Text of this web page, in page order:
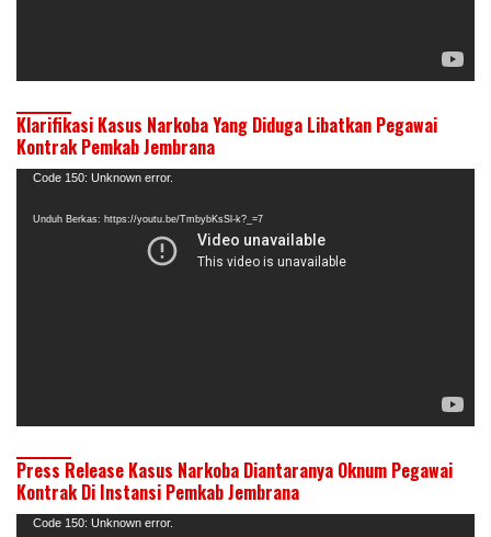
Klarifikasi Kasus Narkoba Yang Diduga Libatkan Pegawai
Kontrak Pemkab Jembrana
Pemutar
Code 150: Unknown error.
Unduh Berkas: https://youtu.be/TmbybKsSl-k?_=7
Press Release Kasus Narkoba Diantaranya Oknum Pegawai
Kontrak Di Instansi Pemkab Jembrana
Pemutar
Code 150: Unknown error.